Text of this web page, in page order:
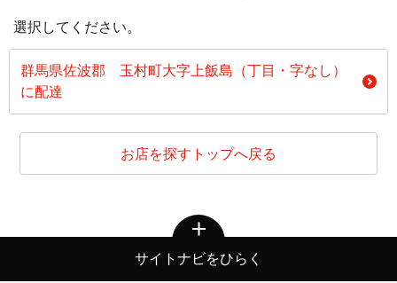
選択してください。
群馬県佐波郡 玉村町大字上飯島（丁目・字なし）
に配達
お店を探すトップへ戻る
サイトナビをひらく